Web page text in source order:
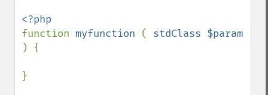
function myfunction (
) {
}